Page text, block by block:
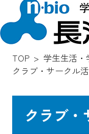
TOP
学生生活・
クラブ・サークル
クラブ